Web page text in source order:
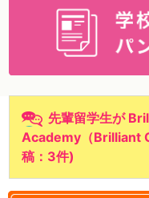
先輩留学生が
Academy（Brilliant
稿：3件)